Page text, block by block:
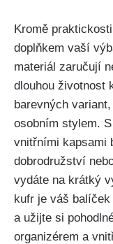
Kromě
doplňkem vaší
materiál zaručují
dlouhou životnost
barevných
osobním stylem.
vnitřními kapsami‌
dobrodružství
vydáte⁤ na krátký
kufr je⁢ váš
a užijte si
organizérem a